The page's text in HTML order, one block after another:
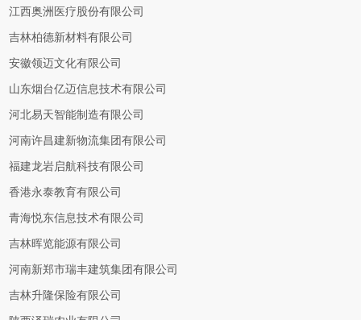
江西奥洲医疗股份有限公司
吉林柏德新材料有限公司
安徽领迈文化有限公司
山东烟台亿迈信息技术有限公司
河北易天智能制造有限公司
河南许昌建新物流集团有限公司
福建龙岩启航科技有限公司
香港永泰教育有限公司
青海悦东信息技术有限公司
吉林晖览能源有限公司
河南新郑市瑞丰建筑集团有限公司
吉林升隆保险有限公司